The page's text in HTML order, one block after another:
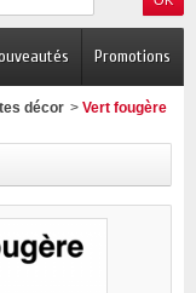
Promotions
décor > Vert fougère